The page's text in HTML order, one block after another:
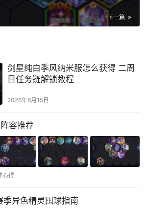
下一篇
剑星纯白季风纳米服怎么获得 二周
目任务链解锁教程
2026年6月15日
容推荐
心得
季异色精灵囤球指南